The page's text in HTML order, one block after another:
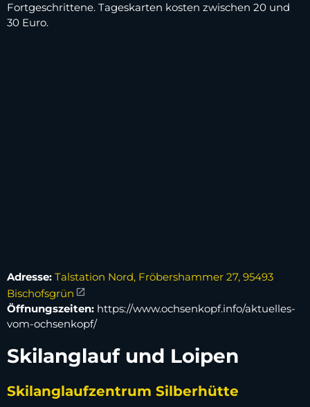
Fortgeschrittene. Tageskarten kosten zwischen 20 und
30 Euro.
Adresse: Talstation Nord, Fröbershammer 27, 95493
Bischofsgrün
Öffnungszeiten: https://www.ochsenkopf.info/aktuelles-
vom-ochsenkopf/
Skilanglauf und Loipen
Skilanglaufzentrum Silberhütte